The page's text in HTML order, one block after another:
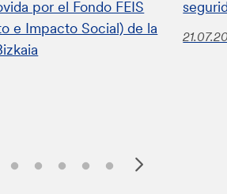
por el Fondo FEIS
e Impacto Social) de la